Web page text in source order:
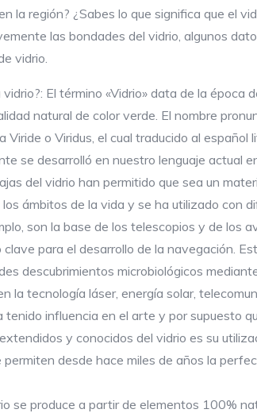
la región? ¿Sabes lo que significa que el
las bondades del vidrio, algunos
vidrio.
El término «Vidrio» data de la época
natural de color verde. El nombre
Viride o Viridus, el cual traducido al español
se desarrolló en nuestro lenguaje actual
del vidrio han permitido que sea un
ámbitos de la vida y se ha utilizado con
son la base de los telescopios y de los
para el desarrollo de la navegación.
descubrimientos microbiológicos
la tecnología láser, energía solar,
tenido influencia en el arte y por supuesto
y conocidos del vidrio es su
permiten desde hace miles de años la
se produce a partir de elementos 100%